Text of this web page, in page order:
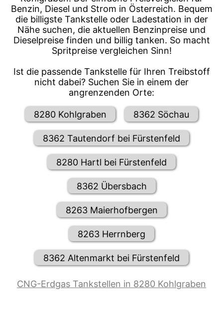
Benzin, Diesel und Strom in Österreich. Bequem
die billigste Tankstelle oder Ladestation in der
Nähe suchen, die aktuellen Benzinpreise und
Dieselpreise finden und billig tanken. So macht
Spritpreise vergleichen Sinn!
Ist die passende Tankstelle für Ihren Treibstoff
nicht dabei? Suchen Sie in einem der
angrenzenden Orte:
8280 Kohlgraben 8362 Söchau
8362 Tautendorf bei Fürstenfeld
8280 Hartl bei Fürstenfeld
8362 Übersbach
8263 Maierhofbergen
8263 Herrnberg
8362 Altenmarkt bei Fürstenfeld
CNG-Erdgas Tankstellen in 8280 Kohlgraben